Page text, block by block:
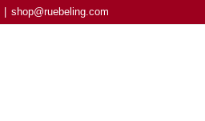
shop@ruebeling.com